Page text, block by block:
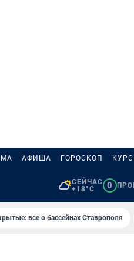
АФИША ГОРОСКОП
СЕЙЧАС
+18°C
0
все о бассейнах Ставрополя